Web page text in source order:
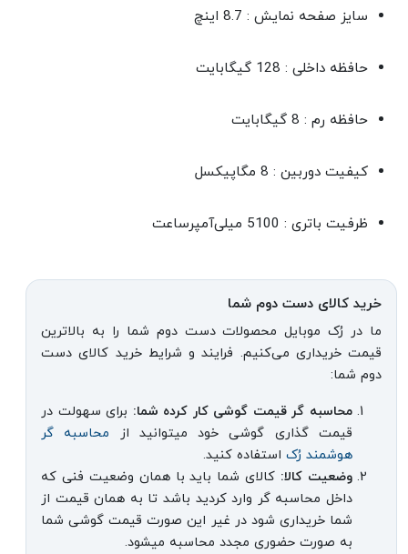
سایز صفحه نمایش : 8.7 اینچ
حافظه داخلی : 128 گیگابایت
حافظه رم : 8 گیگابایت
کیفیت دوربین : 8 مگاپیکسل
ظرفیت باتری : 5100 میلی‌آمپرساعت
خرید کالای دست دوم شما
ما در رُک موبایل محصولات دست دوم شما را به بالاترین
قیمت خریداری می‌کنیم. فرایند و شرایط خرید کالای دست
دوم شما:
محاسبه گر قیمت گوشی کار کرده شما: برای سهولت در
قیمت گذاری گوشی خود میتوانید از محاسبه گر
هوشمند رُک استفاده کنید.
وضعیت کالا: کالای شما باید با همان وضعیت فنی که
داخل محاسبه گر وارد کردید باشد تا به همان قیمت از
شما خریداری شود در غیر این صورت قیمت گوشی شما
به صورت حضوری مجدد محاسبه میشود.